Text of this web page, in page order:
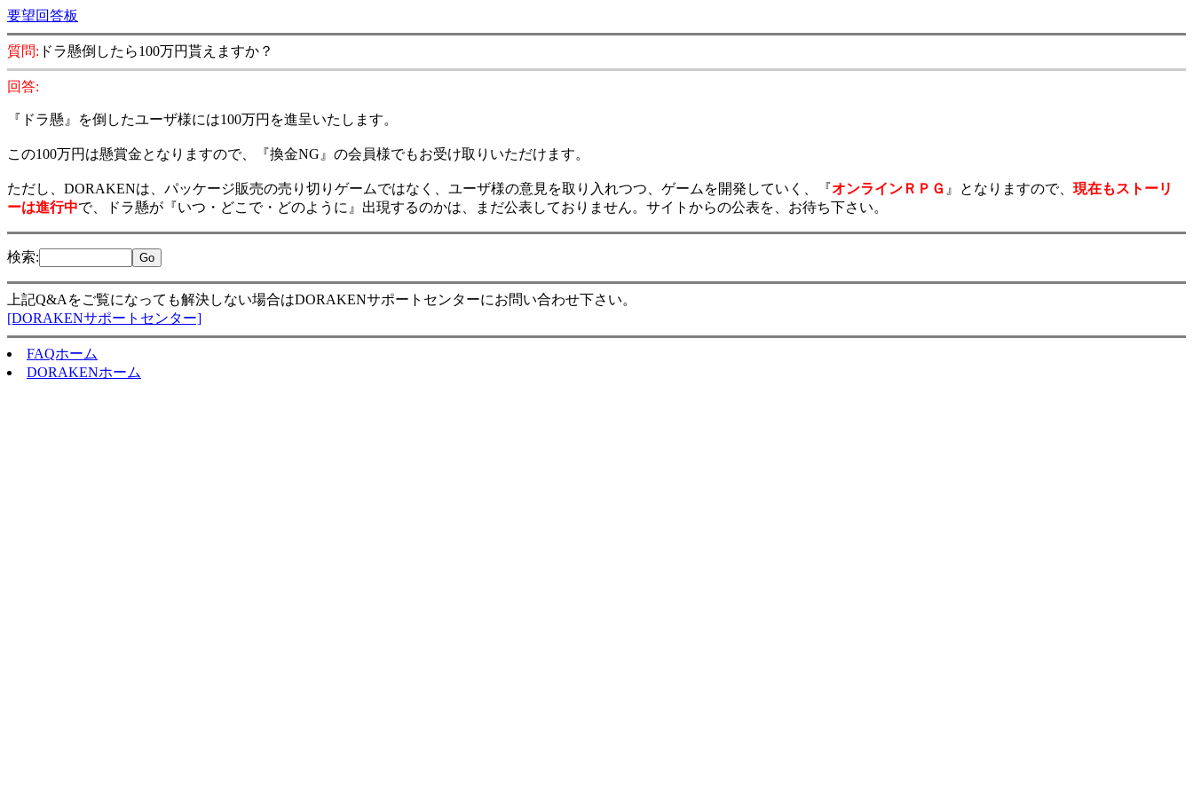
要望回答板
質問: ドラ懸倒したら100万円貰えますか？
回答:
『ドラ懸』を倒したユーザ様には100万円を進呈いたします。
この100万円は懸賞金となりますので、『換金NG』の会員様でもお受け取りいただけます。
ただし、DORAKENは、パッケージ販売の売り切りゲームではなく、ユーザ様の意見を取り入れつつ、ゲームを開発していく、『オンラインＲＰＧ 』となりますので、 現在もストーリ
ーは進行中で、ドラ懸が『いつ・どこで・どのように』出現するのかは、まだ公表しておりません。サイトからの公表を、お待ち下さい。
検索:
上記Q&Aをご覧になっても解決しない場合はDORAKENサポートセンターにお問い合わせ下さい。
[DORAKENサポートセンター]
FAQホーム
DORAKENホーム